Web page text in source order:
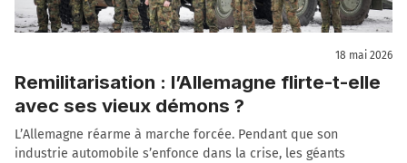
18 mai 2026
Remilitarisation : l’Allemagne flirte-t-elle
avec ses vieux démons ?
L’Allemagne réarme à marche forcée. Pendant que son
industrie automobile s’enfonce dans la crise, les géants